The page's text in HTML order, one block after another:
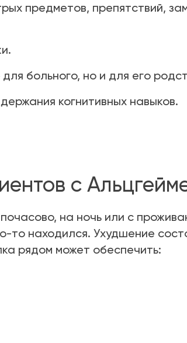
предметов, препятствий,
больного, но и для его
когнитивных навыков.
с
на ночь или с
находился. Ухудшение
рядом может обеспечить: